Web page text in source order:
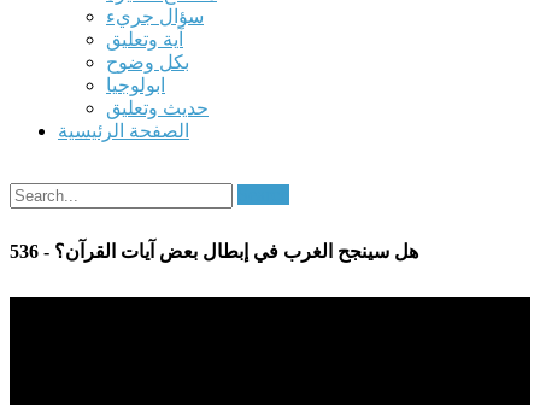
سؤال جريء
آية وتعليق
بكل وضوح
ابولوجيا
حديث وتعليق
الصفحة الرئيسية
536 - هل سينجح الغرب في إبطال بعض آيات القرآن؟